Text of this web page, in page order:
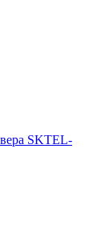
SKTEL-